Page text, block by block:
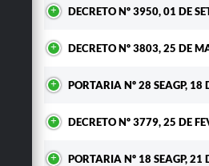
DECRETO Nº 3950, 01 DE
DECRETO Nº 3803, 25 DE
PORTARIA Nº 28 SEAGP, 18
DECRETO Nº 3779, 25 DE
PORTARIA Nº 18 SEAGP, 21